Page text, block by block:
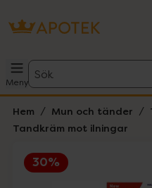
Meny
Sök
Hem Mun och tänder
Tandkräm mot ilningar
30%